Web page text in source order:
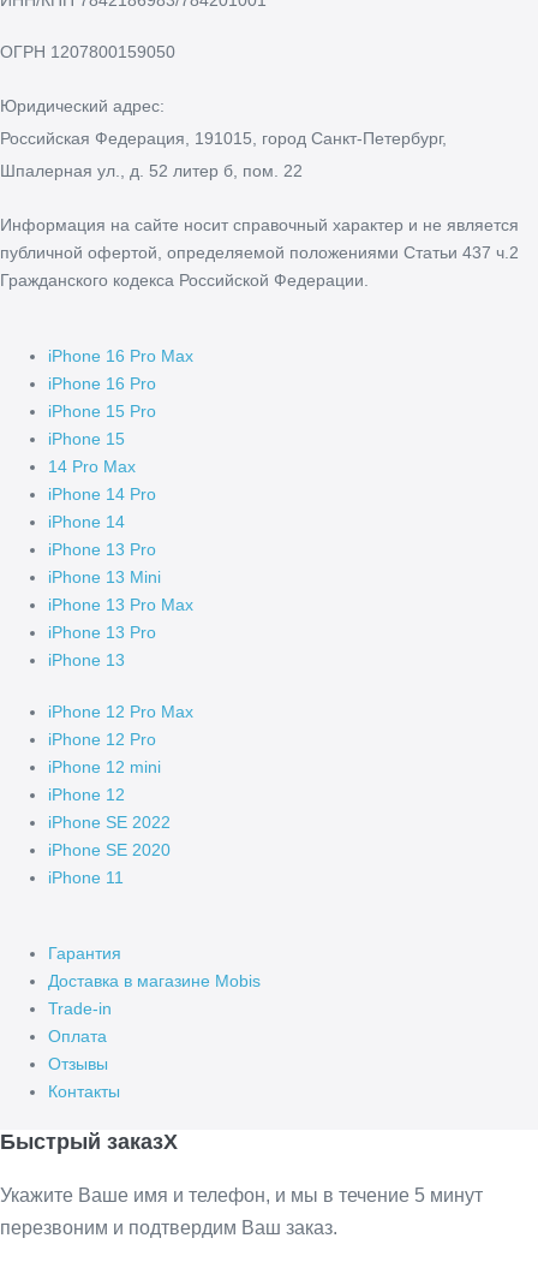
ОГРН 1207800159050
Юридический адрес:
Российская Федерация, 191015, город Санкт-Петербург,
Шпалерная ул., д. 52 литер б, пом. 22
Информация на сайте носит справочный характер и не является
публичной офертой, определяемой положениями Статьи 437 ч.2
Гражданского кодекса Российской Федерации.
iPhone 16 Pro Max
iPhone 16 Pro
iPhone 15 Pro
iPhone 15
14 Pro Max
iPhone 14 Pro
iPhone 14
iPhone 13 Pro
iPhone 13 Mini
iPhone 13 Pro Max
iPhone 13 Pro
iPhone 13
iPhone 12 Pro Max
iPhone 12 Pro
iPhone 12 mini
iPhone 12
iPhone SE 2022
iPhone SE 2020
iPhone 11
Гарантия
Доставка в магазине Mobis
Trade-in
Оплата
Отзывы
Контакты
Быстрый заказX
Укажите Ваше имя и телефон, и мы в течение 5 минут
перезвоним и подтвердим Ваш заказ.